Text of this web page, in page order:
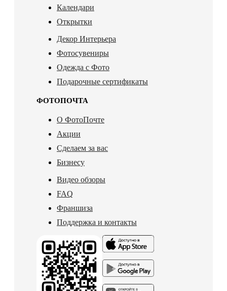
Календари
Открытки
Декор Интерьера
Фотосувениры
Одежда с Фото
Подарочные сертификаты
ФОТОПОЧТА
О ФотоПочте
Акции
Сделаем за вас
Бизнесу
Видео обзоры
FAQ
Франшиза
Поддержка и контакты